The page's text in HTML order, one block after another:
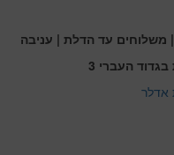
מנחם בגין 12 תל אביב | משלוחים עד הדלת | עניבה
העברי 3
אדלר